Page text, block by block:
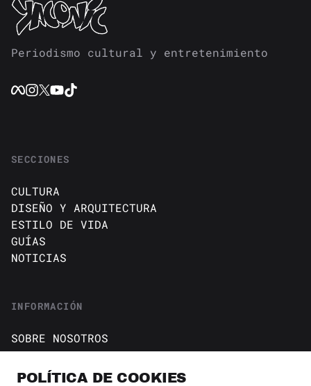
Periodismo cultural y entretenimiento
SECCIONES
CULTURA
DISEÑO Y ARQUITECTURA
ESTILO DE VIDA
GUÍAS
NOTICIAS
INFORMACIÓN
SOBRE NOSOTROS
CONTACTO
Política de cookies
POLÍTICA DE COOKIES